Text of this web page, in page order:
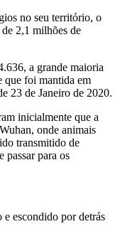
no seu território, o
2,1 milhões de
a grande maioria
que foi mantida em
23 de Janeiro de 2020.
inicialmente que a
onde animais
transmitido de
passar para os
e escondido por detrás